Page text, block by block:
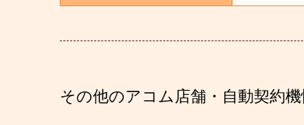
その他のアコム店舗・自動契約機